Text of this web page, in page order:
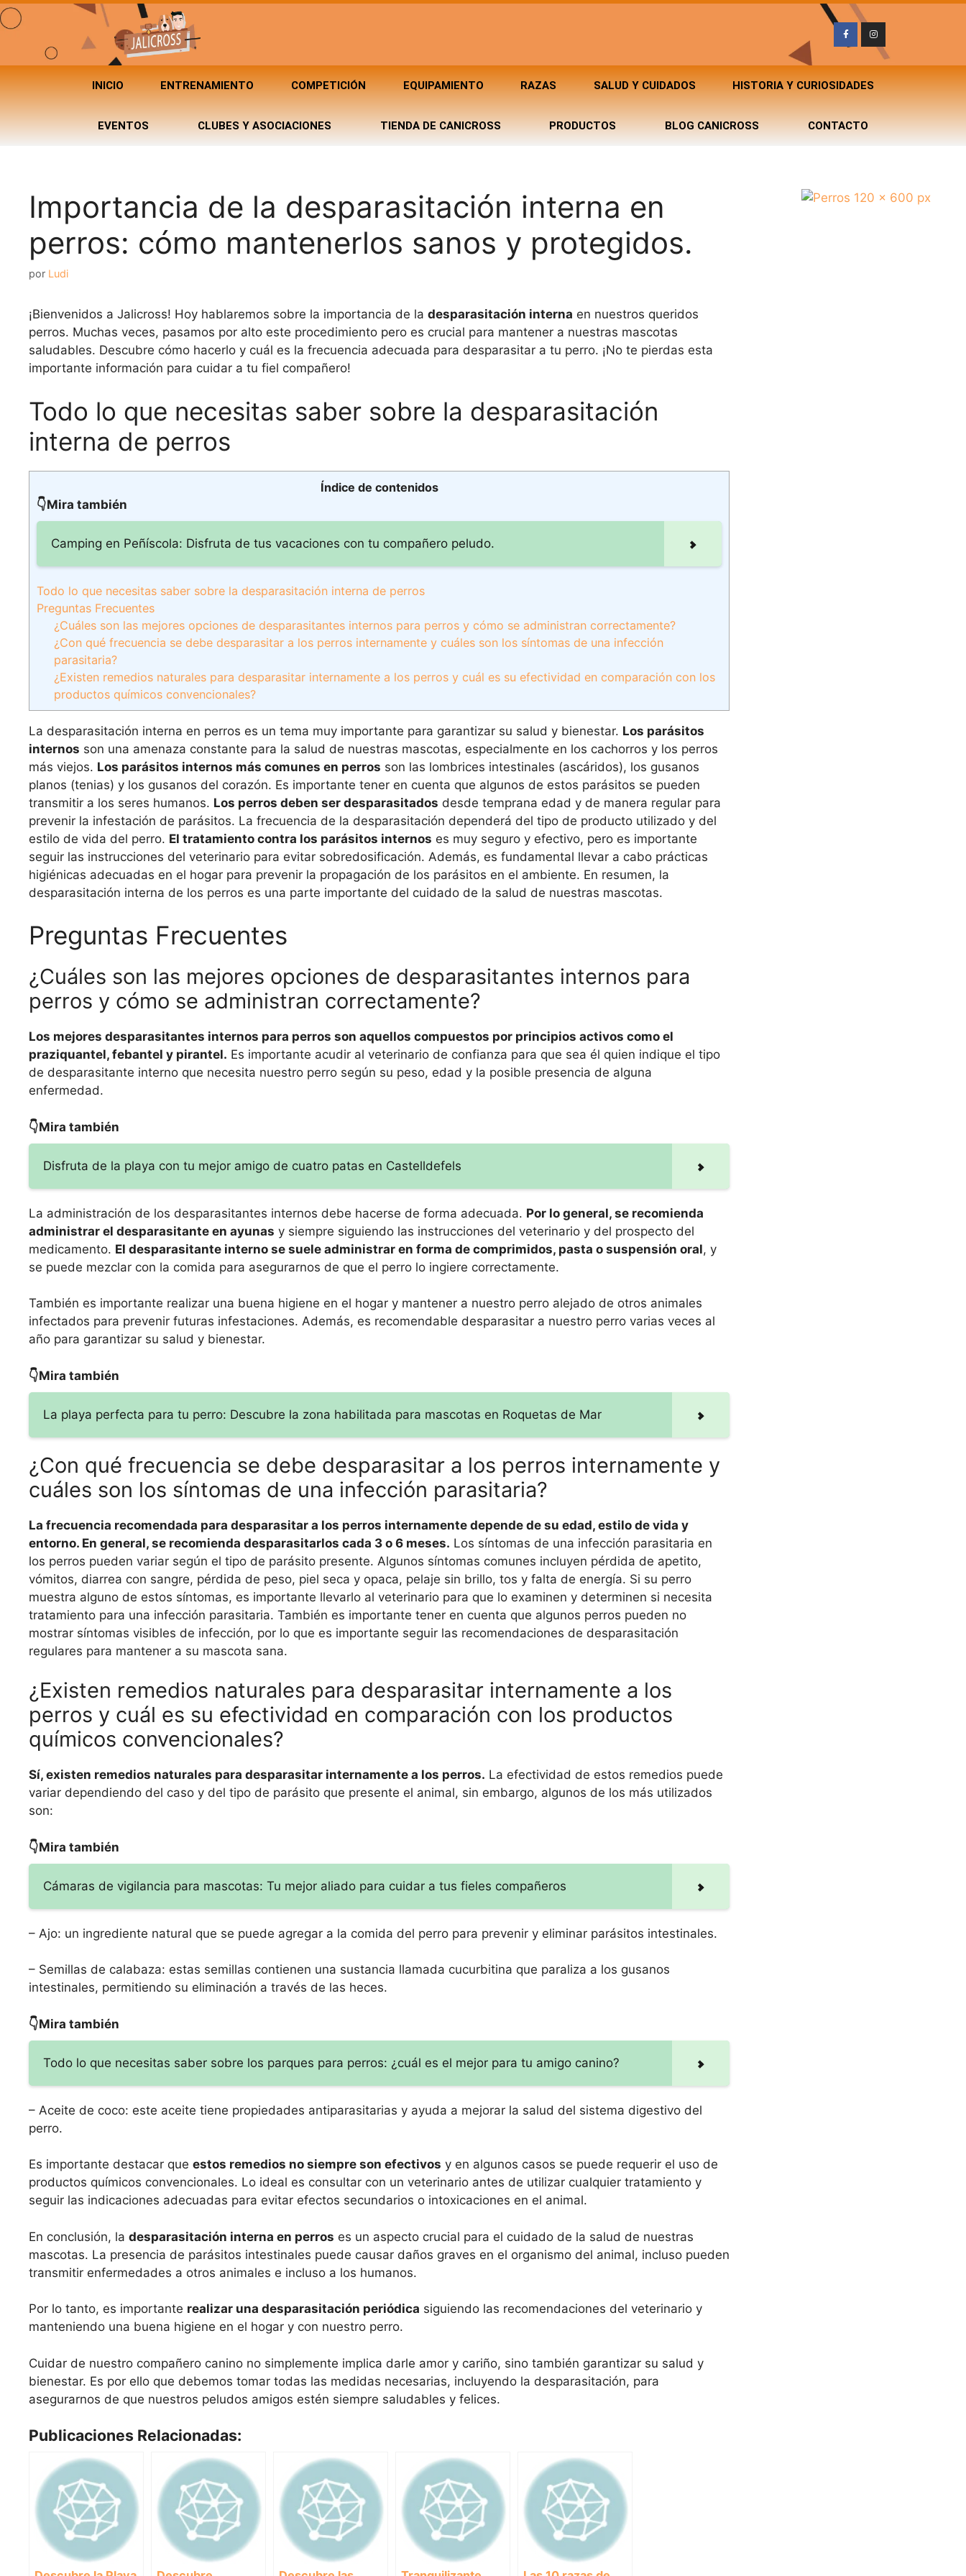
INICIO ENTRENAMIENTO COMPETICIÓN EQUIPAMIENTO RAZAS SALUD Y CUIDADOS HISTORIA Y CURIOSIDADES
EVENTOS CLUBES Y ASOCIACIONES TIENDA DE CANICROSS PRODUCTOS BLOG CANICROSS CONTACTO
Importancia de la desparasitación interna en
perros: cómo mantenerlos sanos y protegidos.
por Ludi
¡Bienvenidos a Jalicross! Hoy hablaremos sobre la importancia de la desparasitación interna en nuestros queridos
perros. Muchas veces, pasamos por alto este procedimiento pero es crucial para mantener a nuestras mascotas
saludables. Descubre cómo hacerlo y cuál es la frecuencia adecuada para desparasitar a tu perro. ¡No te pierdas esta
importante información para cuidar a tu fiel compañero!
Todo lo que necesitas saber sobre la desparasitación
interna de perros
Índice de contenidos
👇Mira también
Camping en Peñíscola: Disfruta de tus vacaciones con tu compañero peludo.
Todo lo que necesitas saber sobre la desparasitación interna de perros
Preguntas Frecuentes
¿Cuáles son las mejores opciones de desparasitantes internos para perros y cómo se administran correctamente?
¿Con qué frecuencia se debe desparasitar a los perros internamente y cuáles son los síntomas de una infección
parasitaria?
¿Existen remedios naturales para desparasitar internamente a los perros y cuál es su efectividad en comparación con los
productos químicos convencionales?
La desparasitación interna en perros es un tema muy importante para garantizar su salud y bienestar. Los parásitos
internos son una amenaza constante para la salud de nuestras mascotas, especialmente en los cachorros y los perros
más viejos. Los parásitos internos más comunes en perros son las lombrices intestinales (ascáridos), los gusanos
planos (tenias) y los gusanos del corazón. Es importante tener en cuenta que algunos de estos parásitos se pueden
transmitir a los seres humanos. Los perros deben ser desparasitados desde temprana edad y de manera regular para
prevenir la infestación de parásitos. La frecuencia de la desparasitación dependerá del tipo de producto utilizado y del
estilo de vida del perro. El tratamiento contra los parásitos internos es muy seguro y efectivo, pero es importante
seguir las instrucciones del veterinario para evitar sobredosificación. Además, es fundamental llevar a cabo prácticas
higiénicas adecuadas en el hogar para prevenir la propagación de los parásitos en el ambiente. En resumen, la
desparasitación interna de los perros es una parte importante del cuidado de la salud de nuestras mascotas.
Preguntas Frecuentes
¿Cuáles son las mejores opciones de desparasitantes internos para
perros y cómo se administran correctamente?
Los mejores desparasitantes internos para perros son aquellos compuestos por principios activos como el
praziquantel, febantel y pirantel. Es importante acudir al veterinario de confianza para que sea él quien indique el tipo
de desparasitante interno que necesita nuestro perro según su peso, edad y la posible presencia de alguna
enfermedad.
👇Mira también
Disfruta de la playa con tu mejor amigo de cuatro patas en Castelldefels
La administración de los desparasitantes internos debe hacerse de forma adecuada. Por lo general, se recomienda
administrar el desparasitante en ayunas y siempre siguiendo las instrucciones del veterinario y del prospecto del
medicamento. El desparasitante interno se suele administrar en forma de comprimidos, pasta o suspensión oral, y
se puede mezclar con la comida para asegurarnos de que el perro lo ingiere correctamente.
También es importante realizar una buena higiene en el hogar y mantener a nuestro perro alejado de otros animales
infectados para prevenir futuras infestaciones. Además, es recomendable desparasitar a nuestro perro varias veces al
año para garantizar su salud y bienestar.
👇Mira también
La playa perfecta para tu perro: Descubre la zona habilitada para mascotas en Roquetas de Mar
¿Con qué frecuencia se debe desparasitar a los perros internamente y
cuáles son los síntomas de una infección parasitaria?
La frecuencia recomendada para desparasitar a los perros internamente depende de su edad, estilo de vida y
entorno. En general, se recomienda desparasitarlos cada 3 o 6 meses. Los síntomas de una infección parasitaria en
los perros pueden variar según el tipo de parásito presente. Algunos síntomas comunes incluyen pérdida de apetito,
vómitos, diarrea con sangre, pérdida de peso, piel seca y opaca, pelaje sin brillo, tos y falta de energía. Si su perro
muestra alguno de estos síntomas, es importante llevarlo al veterinario para que lo examinen y determinen si necesita
tratamiento para una infección parasitaria. También es importante tener en cuenta que algunos perros pueden no
mostrar síntomas visibles de infección, por lo que es importante seguir las recomendaciones de desparasitación
regulares para mantener a su mascota sana.
¿Existen remedios naturales para desparasitar internamente a los
perros y cuál es su efectividad en comparación con los productos
químicos convencionales?
Sí, existen remedios naturales para desparasitar internamente a los perros. La efectividad de estos remedios puede
variar dependiendo del caso y del tipo de parásito que presente el animal, sin embargo, algunos de los más utilizados
son:
👇Mira también
Cámaras de vigilancia para mascotas: Tu mejor aliado para cuidar a tus fieles compañeros
– Ajo: un ingrediente natural que se puede agregar a la comida del perro para prevenir y eliminar parásitos intestinales.
– Semillas de calabaza: estas semillas contienen una sustancia llamada cucurbitina que paraliza a los gusanos
intestinales, permitiendo su eliminación a través de las heces.
👇Mira también
Todo lo que necesitas saber sobre los parques para perros: ¿cuál es el mejor para tu amigo canino?
– Aceite de coco: este aceite tiene propiedades antiparasitarias y ayuda a mejorar la salud del sistema digestivo del
perro.
Es importante destacar que estos remedios no siempre son efectivos y en algunos casos se puede requerir el uso de
productos químicos convencionales. Lo ideal es consultar con un veterinario antes de utilizar cualquier tratamiento y
seguir las indicaciones adecuadas para evitar efectos secundarios o intoxicaciones en el animal.
En conclusión, la desparasitación interna en perros es un aspecto crucial para el cuidado de la salud de nuestras
mascotas. La presencia de parásitos intestinales puede causar daños graves en el organismo del animal, incluso pueden
transmitir enfermedades a otros animales e incluso a los humanos.
Por lo tanto, es importante realizar una desparasitación periódica siguiendo las recomendaciones del veterinario y
manteniendo una buena higiene en el hogar y con nuestro perro.
Cuidar de nuestro compañero canino no simplemente implica darle amor y cariño, sino también garantizar su salud y
bienestar. Es por ello que debemos tomar todas las medidas necesarias, incluyendo la desparasitación, para
asegurarnos de que nuestros peludos amigos estén siempre saludables y felices.
Publicaciones Relacionadas: